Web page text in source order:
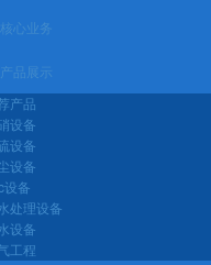
核心业务
产品展示
产品
设备
设备
设备
设备
处理设备
设备
工程